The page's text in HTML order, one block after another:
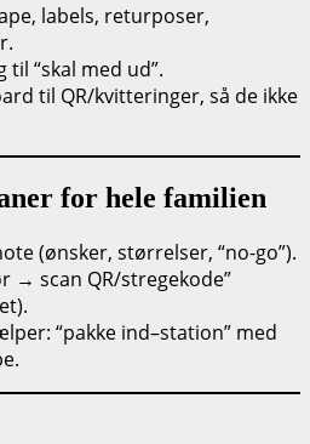
labels, returposer,
til “skal med ud”.
til QR/kvitteringer, så de ikke
for hele familien
(ønsker, størrelser, “no-go”).
→ scan QR/stregekode”
“pakke ind–station” med